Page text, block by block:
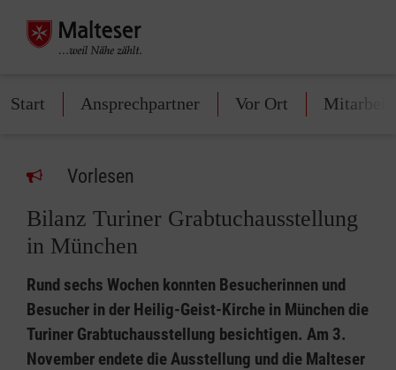
Start Ansprechpartner Vor Ort
Vorlesen
Bilanz Turiner Grabtuchausstellung
in München
Rund sechs Wochen konnten Besucherinnen und
Besucher in der Heilig-Geist-Kirche in München die
Turiner Grabtuchausstellung besichtigen. Am 3.
November endete die Ausstellung und die Malteser